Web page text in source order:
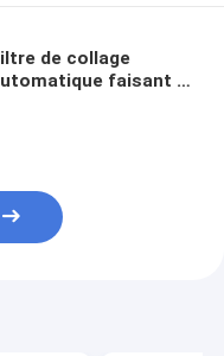
de collage
faisant à